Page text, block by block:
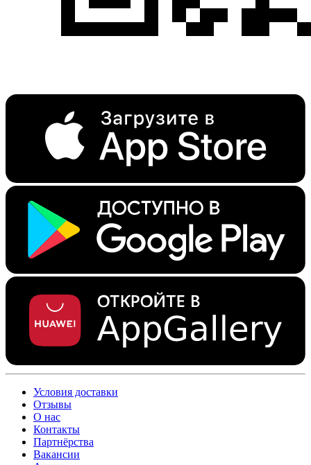
Условия доставки
Отзывы
О нас
Контакты
Партнёрства
Вакансии